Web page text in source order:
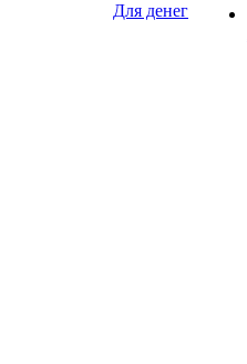
Для денег